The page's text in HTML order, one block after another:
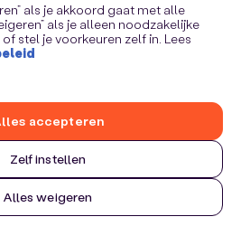
als je akkoord gaat met alle
als je alleen noodzakelijke
stel je voorkeuren zelf in. Lees
Zelf instellen
Alles weigeren
accepteren